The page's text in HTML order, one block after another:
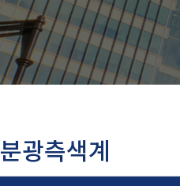
분광측색계